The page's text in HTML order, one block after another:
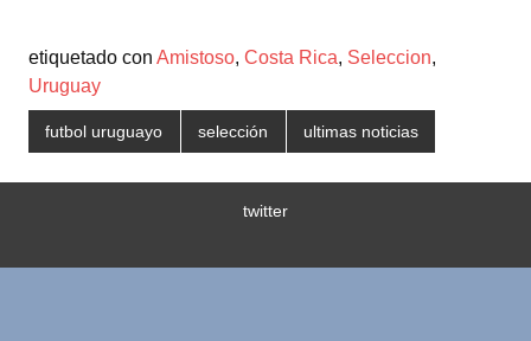
etiquetado con Amistoso, Costa Rica, Seleccion,
Uruguay
futbol uruguayo selección ultimas noticias
twitter